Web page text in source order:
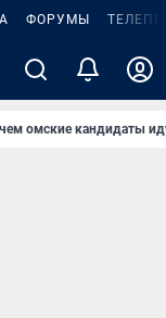
ФОРУМЫ
омские кандидаты